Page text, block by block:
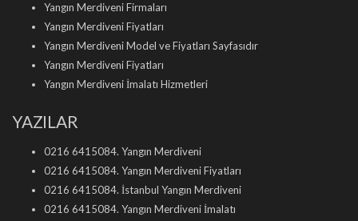
Yangın Merdiveni Firmaları
Yangın Merdiveni Fiyatları
Yangın Merdiveni Model ve Fiyatları Sayfasıdır
Yangın Merdiveni Fiyatları
Yangın Merdiveni İmalatı Hizmetleri
YAZILAR
0216 6415084. Yangın Merdiveni
0216 6415084. Yangın Merdiveni Fiyatları
0216 6415084. İstanbul Yangın Merdiveni
0216 6415084. Yangın Merdiveni İmalatı